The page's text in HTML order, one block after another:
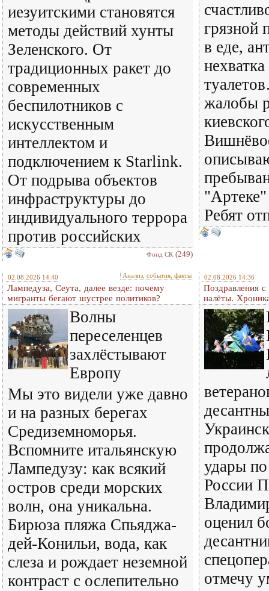
иезуитскими становятся
методы действий хунты
Зеленского. От
традиционных ракет до
современных
беспилотников с
искусственным
интеллектом и
подключением к Starlink.
От подрыва объектов
инфраструктуры до
индивидуального террора
против российских
Фонд СК (249)
грязной
в еде,
жалобы
"Артеке"
Ребят
02.08.2026 14:40 Анализ, события, факты
Лампедуза, Сеута, далее везде: почему
мигранты бегают шустрее политиков?
Волны
переселенцев
захлёстывают
Европу
Мы это видели уже давно
и на разных берегах
Средиземноморья.
Вспомните итальянскую
Лампедузу: как всякий
остров среди морских
волн, она уникальна.
Бирюза пляжа Спьяджа-
дей-Конильи, вода, как
слеза и рождает неземной
контраст с ослепительно
02.08.2026 14:36
Поздравления
налёты.
удары
России
оценил
отмечу